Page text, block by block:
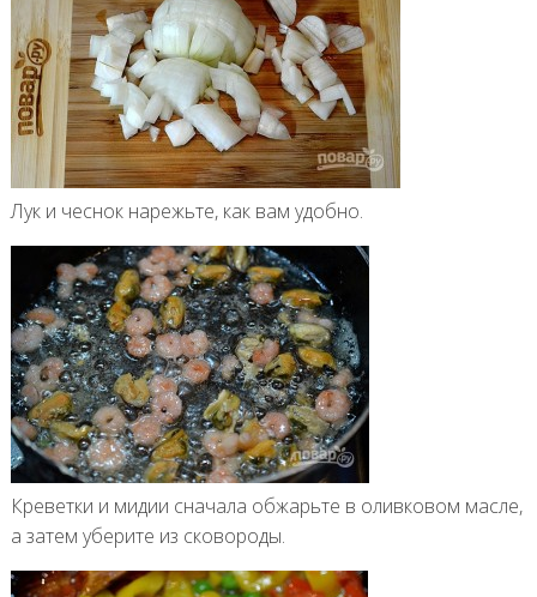
Лук и чеснок нарежьте, как вам удобно.
Креветки и мидии сначала обжарьте в оливковом масле,
а затем уберите из сковороды.